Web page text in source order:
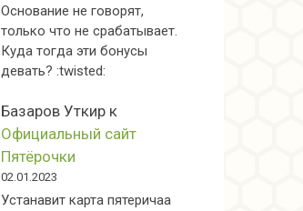
Основание не говорят,
только что не срабатывает.
Куда тогда эти бонусы
девать? :twisted:
Базаров Уткир к
Официальный сайт
Пятёрочки
02.01.2023
Устанавит карта пятеричаа